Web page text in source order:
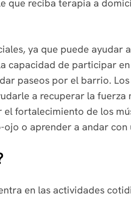
que reciba terapia a
ya que puede ayudar
capacidad de participar
paseos por el barrio.
a recuperar la
fortalecimiento de los
o aprender a andar con
en las actividades